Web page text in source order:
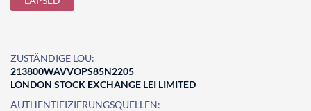
ZUSTÄNDIGE LOU:
213800WAVVOPS85N2205
LONDON STOCK EXCHANGE LEI LIMITED
AUTHENTIFIZIERUNGSQUELLEN: